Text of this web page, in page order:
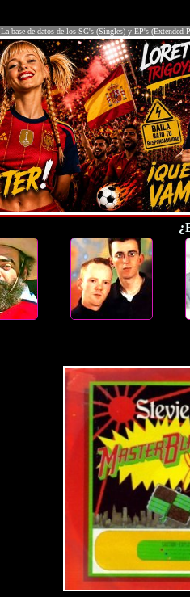
La base de datos de los SG's (Singles) y EP's (Extended